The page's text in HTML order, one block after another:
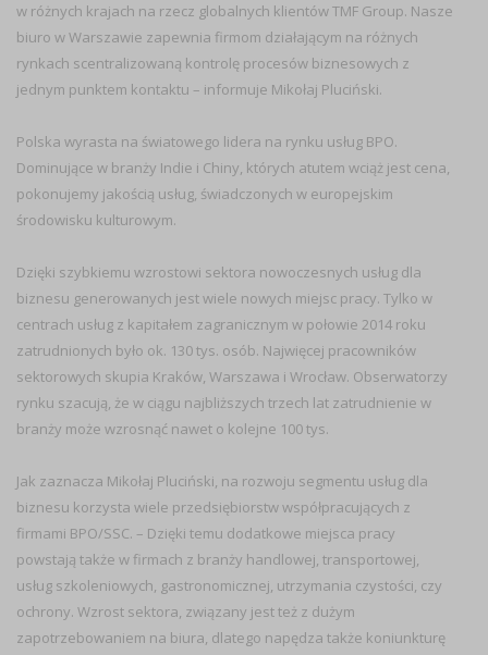
w różnych krajach na rzecz globalnych klientów TMF Group. Nasze
biuro w Warszawie zapewnia firmom działającym na różnych
rynkach scentralizowaną kontrolę procesów biznesowych z
jednym punktem kontaktu – informuje Mikołaj Pluciński.
Polska wyrasta na światowego lidera na rynku usług BPO.
Dominujące w branży Indie i Chiny, których atutem wciąż jest cena,
pokonujemy jakością usług, świadczonych w europejskim
środowisku kulturowym.
Dzięki szybkiemu wzrostowi sektora nowoczesnych usług dla
biznesu generowanych jest wiele nowych miejsc pracy. Tylko w
centrach usług z kapitałem zagranicznym w połowie 2014 roku
zatrudnionych było ok. 130 tys. osób. Najwięcej pracowników
sektorowych skupia Kraków, Warszawa i Wrocław. Obserwatorzy
rynku szacują, że w ciągu najbliższych trzech lat zatrudnienie w
branży może wzrosnąć nawet o kolejne 100 tys.
Jak zaznacza Mikołaj Pluciński, na rozwoju segmentu usług dla
biznesu korzysta wiele przedsiębiorstw współpracujących z
firmami BPO/SSC. – Dzięki temu dodatkowe miejsca pracy
powstają także w firmach z branży handlowej, transportowej,
usług szkoleniowych, gastronomicznej, utrzymania czystości, czy
ochrony. Wzrost sektora, związany jest też z dużym
zapotrzebowaniem na biura, dlatego napędza także koniunkturę